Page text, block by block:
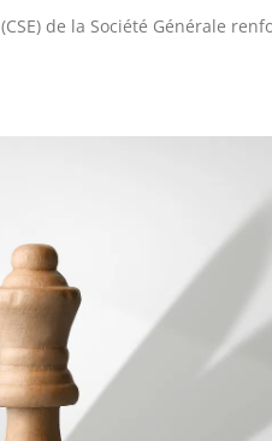
de la Société Générale